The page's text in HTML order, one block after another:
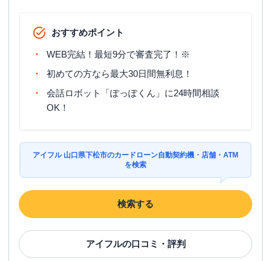
おすすめポイント
WEB完結！最短9分で審査完了！※
初めての方なら最大30日間無利息！
会話ロボット「ぽっぽくん」に24時間相談
OK！
アイフル 山口県下松市のカードローン自動契約機・店舗・ATM
を検索
検索する
アイフルの口コミ・評判